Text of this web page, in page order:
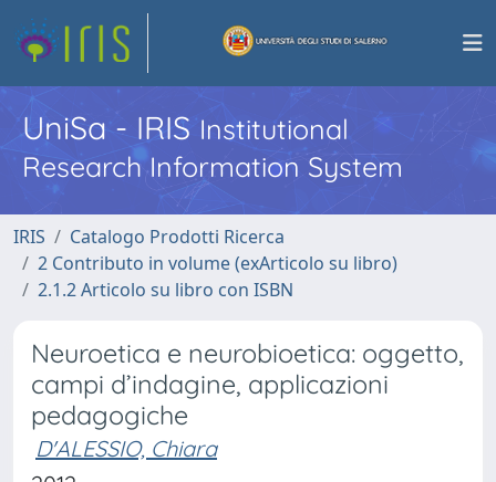
UniSa - IRISInstitutional
Research Information System
IRIS
Catalogo Prodotti Ricerca
2 Contributo in volume (exArticolo su libro)
2.1.2 Articolo su libro con ISBN
Neuroetica e neurobioetica: oggetto,
campi d’indagine, applicazioni
pedagogiche
D'ALESSIO, Chiara